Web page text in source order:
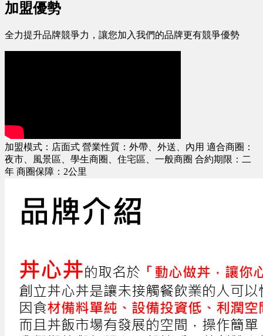
加盟優勢
全力提升品牌競爭力，讓您加入我們的品牌更有競爭優勢
加盟模式：店面式 營業性質：外帶、外送、內用 適合商圈：
夜市、風景區、學生商圈、住宅區、一般商圈 合約期限：二
年 商圈保障：2公里